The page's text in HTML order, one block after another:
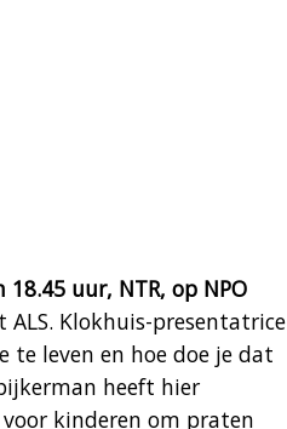
uur, NTR, op NPO
Klokhuis-presentatrice
te leven en hoe doe je dat
heeft hier
kinderen om praten